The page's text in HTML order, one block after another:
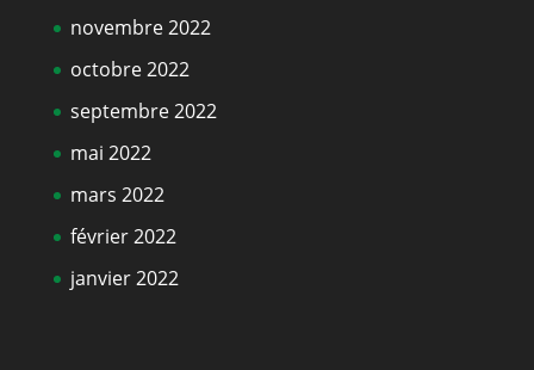
novembre 2022
octobre 2022
septembre 2022
mai 2022
mars 2022
février 2022
janvier 2022